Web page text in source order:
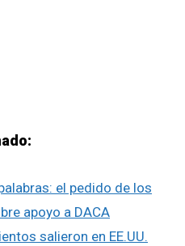
el pedido de los
apoyo a DACA
salieron en EE.UU.